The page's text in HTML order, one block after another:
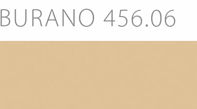
BURANO 456.06